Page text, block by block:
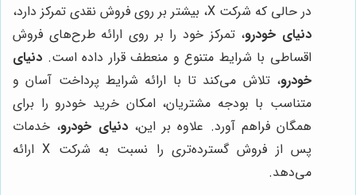
در حالی که شرکت X، بیشتر بر روی فروش نقدی تمرکز دارد،
دنیای خودرو، تمرکز خود را بر روی ارائه طرح‌های فروش
اقساطی با شرایط متنوع و منعطف قرار داده است. دنیای
خودرو، تلاش می‌کند تا با ارائه شرایط پرداخت آسان و
متناسب با بودجه مشتریان، امکان خرید خودرو را برای
همگان فراهم آورد. علاوه بر این،دنیای خودرو، خدمات
پس از فروش گسترده‌تری را نسبت به شرکت X ارائه
می‌دهد.